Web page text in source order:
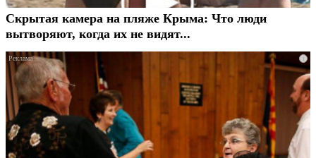
Скрытая камера на пляже Крыма: Что люди
вытворяют, когда их не видят...
i